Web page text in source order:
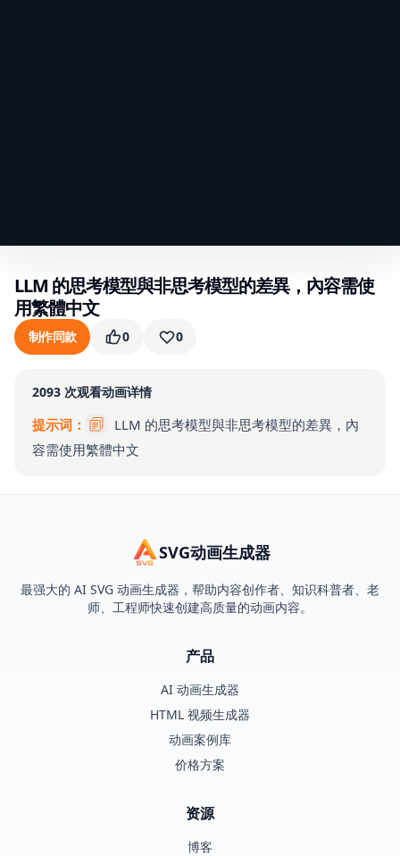
LLM 的思考模型與非思考模型的差異，內容需使
用繁體中文
制作同款 0 0
2093 次观看动画详情
提示词：
LLM 的思考模型與非思考模型的差異，內
容需使用繁體中文
SVG动画生成器
最强大的 AI SVG 动画生成器，帮助内容创作者、知识科普者、老
师、工程师快速创建高质量的动画内容。
产品
AI 动画生成器
HTML 视频生成器
动画案例库
价格方案
资源
博客